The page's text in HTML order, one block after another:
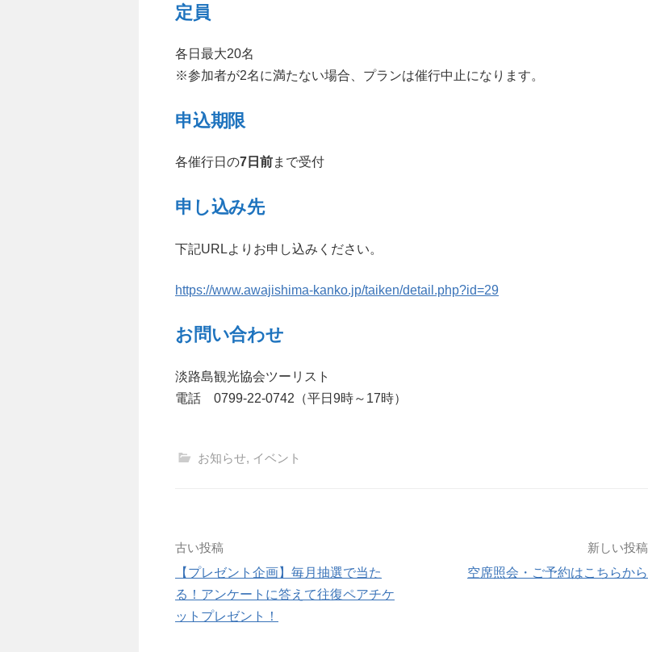
定員
各日最大20名
※参加者が2名に満たない場合、プランは催行中止になります。
申込期限
各催行日の7日前まで受付
申し込み先
下記URLよりお申し込みください。
https://www.awajishima-kanko.jp/taiken/detail.php?id=29
お問い合わせ
淡路島観光協会ツーリスト
電話 0799-22-0742（平日9時～17時）
お知らせ, イベント
投
稿
ナ
古い投稿
【プレゼント企画】毎月抽選で当た
る！アンケートに答えて往復ペアチケ
ットプレゼント！
新しい投稿
空席照会・ご予約はこちらから